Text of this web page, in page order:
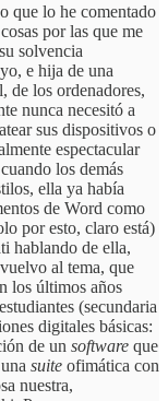
que lo he comentado
por las que me
solvencia
e hija de una
de los ordenadores,
nunca necesitó a
sus dispositivos o
espectacular
los demás
ella ya había
de Word como
por esto, claro está)
hablando de ella,
al tema, que
los últimos años
(secundaria
digitales básicas:
de un software que
suite ofimática con
nuestra,